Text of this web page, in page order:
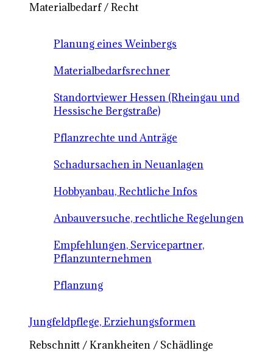
Materialbedarf / Recht
Planung eines Weinbergs
Materialbedarfsrechner
Standortviewer Hessen (Rheingau und
Hessische Bergstraße)
Pflanzrechte und Anträge
Schadursachen in Neuanlagen
Hobbyanbau, Rechtliche Infos
Anbauversuche, rechtliche Regelungen
Empfehlungen, Servicepartner,
Pflanzunternehmen
Pflanzung
Jungfeldpflege, Erziehungsformen
Rebschnitt / Krankheiten / Schädlinge